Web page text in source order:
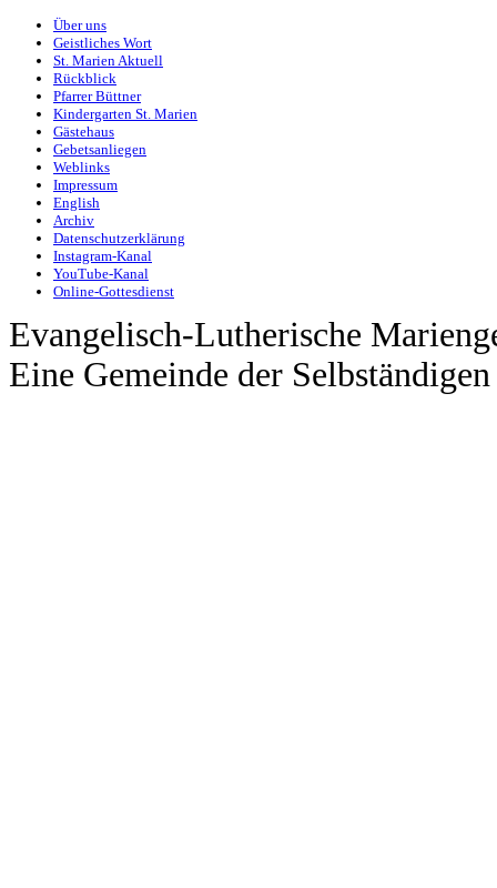
Über uns
Geistliches Wort
St. Marien Aktuell
Rückblick
Pfarrer Büttner
Kindergarten St. Marien
Gästehaus
Gebetsanliegen
Weblinks
Impressum
English
Archiv
Datenschutzerklärung
Instagram-Kanal
YouTube-Kanal
Online-Gottesdienst
Evangelisch-Lutherische
Eine Gemeinde der